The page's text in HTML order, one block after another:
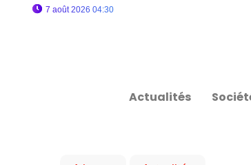
7 août 2026 04:30
Actualités